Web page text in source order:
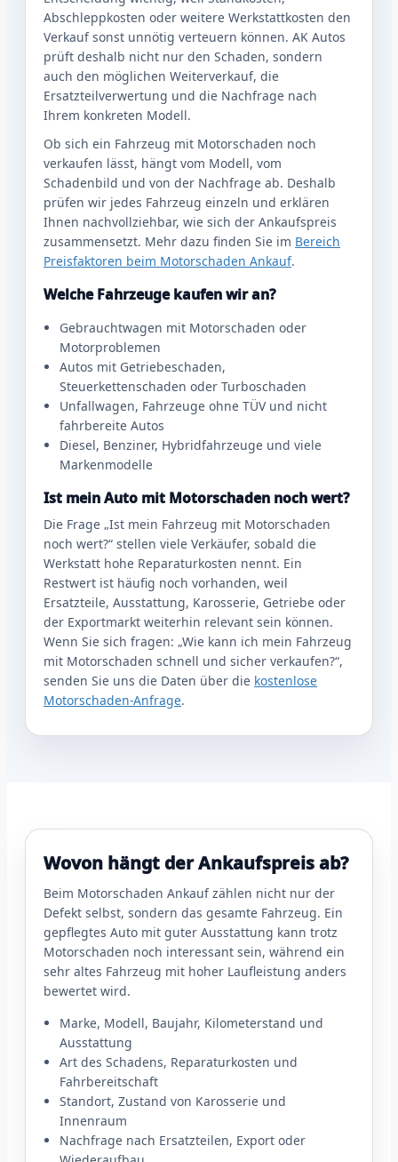
Abschleppkosten oder weitere Werkstattkosten den
Verkauf sonst unnötig verteuern können. AK Autos
prüft deshalb nicht nur den Schaden, sondern
auch den möglichen Weiterverkauf, die
Ersatzteilverwertung und die Nachfrage nach
Ihrem konkreten Modell.
Ob sich ein Fahrzeug mit Motorschaden noch
verkaufen lässt, hängt vom Modell, vom
Schadenbild und von der Nachfrage ab. Deshalb
prüfen wir jedes Fahrzeug einzeln und erklären
Ihnen nachvollziehbar, wie sich der Ankaufspreis
zusammensetzt. Mehr dazu finden Sie im Bereich
Preisfaktoren beim Motorschaden Ankauf.
Welche Fahrzeuge kaufen wir an?
Gebrauchtwagen mit Motorschaden oder
Motorproblemen
Autos mit Getriebeschaden,
Steuerkettenschaden oder Turboschaden
Unfallwagen, Fahrzeuge ohne TÜV und nicht
fahrbereite Autos
Diesel, Benziner, Hybridfahrzeuge und viele
Markenmodelle
Ist mein Auto mit Motorschaden noch wert?
Die Frage „Ist mein Fahrzeug mit Motorschaden
noch wert?“ stellen viele Verkäufer, sobald die
Werkstatt hohe Reparaturkosten nennt. Ein
Restwert ist häufig noch vorhanden, weil
Ersatzteile, Ausstattung, Karosserie, Getriebe oder
der Exportmarkt weiterhin relevant sein können.
Wenn Sie sich fragen: „Wie kann ich mein Fahrzeug
mit Motorschaden schnell und sicher verkaufen?“,
senden Sie uns die Daten über die kostenlose
Motorschaden-Anfrage.
Wovon hängt der Ankaufspreis ab?
Beim Motorschaden Ankauf zählen nicht nur der
Defekt selbst, sondern das gesamte Fahrzeug. Ein
gepflegtes Auto mit guter Ausstattung kann trotz
Motorschaden noch interessant sein, während ein
sehr altes Fahrzeug mit hoher Laufleistung anders
bewertet wird.
Marke, Modell, Baujahr, Kilometerstand und
Ausstattung
Art des Schadens, Reparaturkosten und
Fahrbereitschaft
Standort, Zustand von Karosserie und
Innenraum
Nachfrage nach Ersatzteilen, Export oder